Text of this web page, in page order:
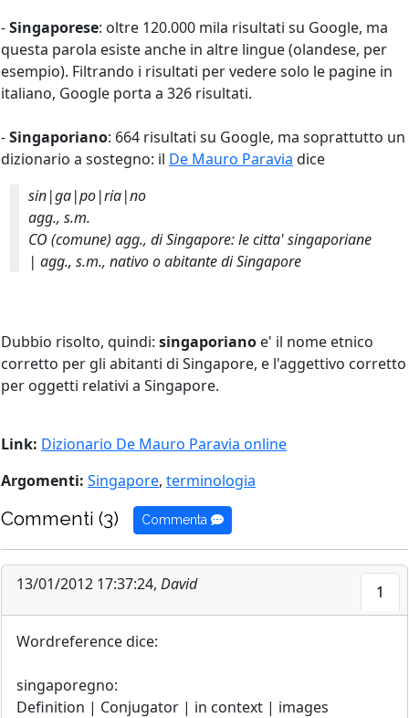
-Singaporese: oltre 120.000 mila risultati su Google, ma
questa parola esiste anche in altre lingue (olandese, per
esempio). Filtrando i risultati per vedere solo le pagine in
italiano, Google porta a 326 risultati.
-Singaporiano: 664 risultati su Google, ma soprattutto un
dizionario a sostegno: il De Mauro Paravia dice
sin|ga|po|ria|no
agg., s.m.
CO (comune) agg., di Singapore: le citta' singaporiane
| agg., s.m., nativo o abitante di Singapore
Dubbio risolto, quindi: singaporiano e' il nome etnico
corretto per gli abitanti di Singapore, e l'aggettivo corretto
per oggetti relativi a Singapore.
Link: Dizionario De Mauro Paravia online
Argomenti: Singapore, terminologia
Commenti (3) Commenta
13/01/2012 17:37:24, David 1
Wordreference dice:
singaporegno:
Definition | Conjugator | in context | images